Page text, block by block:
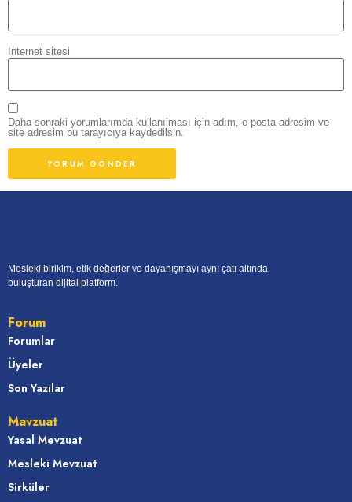
İnternet sitesi
Daha sonraki yorumlarımda kullanılması için adım, e-posta adresim ve
site adresim bu tarayıcıya kaydedilsin.
Mesleki birikim, etik değerler ve dayanışmayı aynı çatı altında
buluşturan dijital platform.
Forum
Forumlar
Üyeler
Son Yazılar
Mavzuat
Yasal Mevzuat
Mesleki Mevzuat
Sirküler